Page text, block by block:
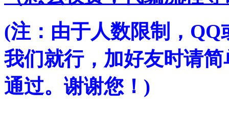
(注：由于人数限制，
我们就行，加好友时请
通过。谢谢您！)